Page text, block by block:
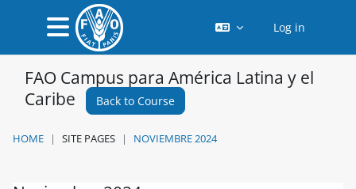
Skip to main content
Side panel
Log in
FAO Campus para América Latina y el
Caribe
Back to Course
HOME SITE PAGES NOVIEMBRE 2024